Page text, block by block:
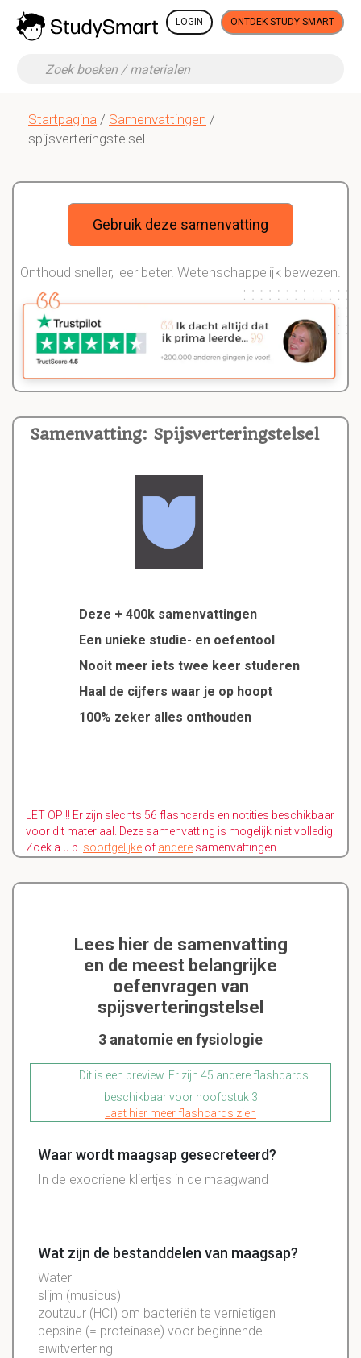
LOGIN ONTDEK STUDY SMART
Startpagina / Samenvattingen /
spijsverteringstelsel
Samenvatting: Spijsverteringstelsel
Deze + 400k samenvattingen
Een unieke studie- en oefentool
Nooit meer iets twee keer studeren
Haal de cijfers waar je op hoopt
100% zeker alles onthouden
LET OP!!! Er zijn slechts 56 flashcards en notities beschikbaar
voor dit materiaal. Deze samenvatting is mogelijk niet volledig.
Zoek a.u.b. soortgelijke of andere samenvattingen.
Gebruik deze samenvatting
Onthoud sneller, leer beter. Wetenschappelijk bewezen.
Lees hier de samenvatting
en de meest belangrijke
oefenvragen van
spijsverteringstelsel
3 anatomie en fysiologie
Dit is een preview. Er zijn 45 andere flashcards
beschikbaar voor hoofdstuk 3
Laat hier meer flashcards zien
Waar wordt maagsap gesecreteerd?
In de exocriene kliertjes in de maagwand
Wat zijn de bestanddelen van maagsap?
Water
slijm (musicus)
zoutzuur (HCI) om bacteriën te vernietigen
pepsine (= proteinase) voor beginnende
eiwitvertering